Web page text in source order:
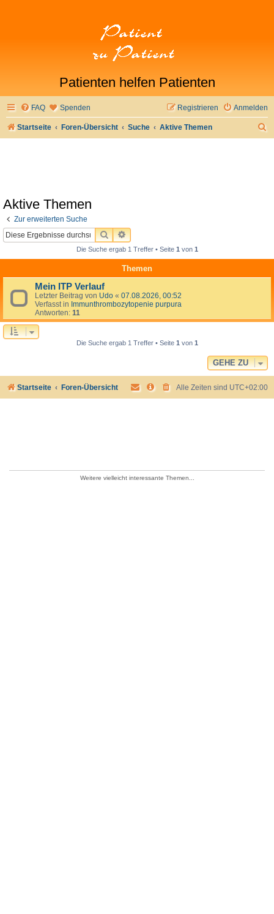
Patienten helfen Patienten
FAQ Spenden Anmelden
Registrieren
Startseite Foren-Übersicht Suche Aktive Themen
Aktive Themen
Zur erweiterten Suche
SUCHEERWEITERTE SUCHE
Die Suche ergab 1 Treffer • Seite 1von 1
Themen
Mein ITP Verlauf
Letzter Beitrag von Udo « 07.08.2026, 00:52
Verfasst in Immunthrombozytopenie purpura
Antworten: 11
Die Suche ergab 1 Treffer • Seite 1von 1
GEHE ZU
Startseite Foren-Übersicht Alle Zeiten sind UTC+02:00
Weitere vielleicht interessante Themen...